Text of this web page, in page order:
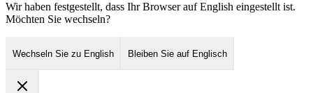
Wir haben festgestellt, dass Ihr Browser auf English eingestellt ist.
Möchten Sie wechseln?
Wechseln Sie zu English Bleiben Sie auf Englisch